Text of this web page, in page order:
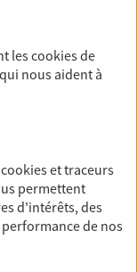
de
Découvrez
notre
en cas
lescookiesde
nous aident à
cookies et traceurs
permettent
d'intérêts, des
de nos